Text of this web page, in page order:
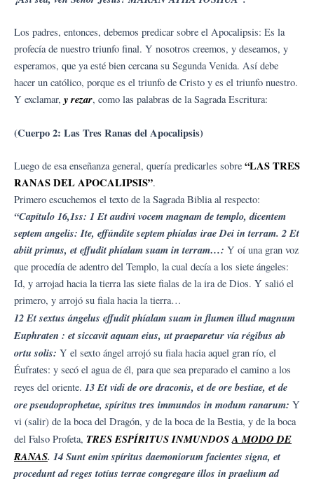
Los padres, entonces, debemos predicar sobre el Apocalipsis: Es la
profecía de nuestro triunfo final. Y nosotros creemos, y deseamos, y
esperamos, que ya esté bien cercana su Segunda Venida. Así debe
hacer un católico, porque es el triunfo de Cristo y es el triunfo nuestro.
Y exclamar, y rezar, como las palabras de la Sagrada Escritura:
(Cuerpo 2: Las Tres Ranas del Apocalipsis)
Luego de esa enseñanza general, quería predicarles sobre “LAS TRES
RANAS DEL APOCALIPSIS”.
Primero escuchemos el texto de la Sagrada Biblia al respecto:
“Capítulo 16,1ss: 1 Et audivi vocem magnam de templo, dicentem
septem angelis: Ite, effúndite septem phíalas irae Dei in terram. 2 Et
abiit primus, et effudit phíalam suam in terram…: Y oí una gran voz
que procedía de adentro del Templo, la cual decía a los siete ángeles:
Id, y arrojad hacia la tierra las siete fialas de la ira de Dios. Y salió el
primero, y arrojó su fiala hacia la tierra…
12 Et sextus ángelus effudit phíalam suam in flumen illud magnum
Euphraten : et siccavit aquam eius, ut praeparetur vía régibus ab
ortu solis: Y el sexto ángel arrojó su fiala hacia aquel gran río, el
Éufrates: y secó el agua de él, para que sea preparado el camino a los
reyes del oriente. 13 Et vidi de ore draconis, et de ore bestiae, et de
ore pseudoprophetae, spíritus tres immundos in modum ranarum: Y
vi (salir) de la boca del Dragón, y de la boca de la Bestia, y de la boca
del Falso Profeta, TRES ESPÍRITUS INMUNDOSA MODO DE
RANAS. 14 Sunt enim spíritus daemoniorum facientes signa, et
procedunt ad reges totíus terrae congregare illos in praelium ad